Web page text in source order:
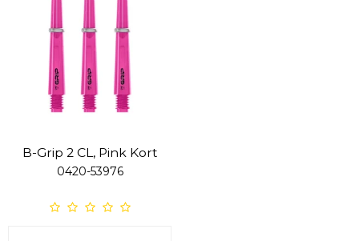
B-Grip 2 CL, Pink Kort
0420-53976